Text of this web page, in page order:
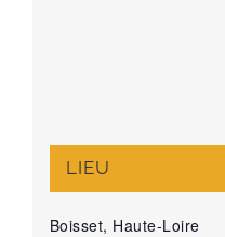
LIEU
Boisset, Haute-Loire